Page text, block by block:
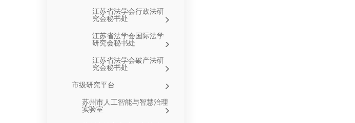
江苏省法学会行政法研
究会秘书处
江苏省法学会国际法学
研究会秘书处
江苏省法学会破产法研
究会秘书处
市级研究平台
苏州市人工智能与智慧治理
实验室